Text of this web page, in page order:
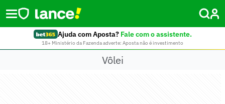
Ajuda com Aposta? Fale com o assistente.
18+ Ministério da Fazenda adverte: Aposta não é investimento
Vôlei